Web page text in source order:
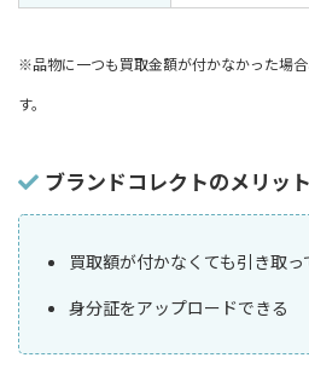
※品物に一つも買取金額が付かなかった場
す。
ブランドコレクトのメリット
買取額が付かなくても引き取っ
身分証をアップロードできる